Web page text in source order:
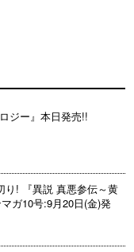
ジー』本日発売!!
り! 『異説 真悪参伝～黄
ガ10号:9月20日(金)発